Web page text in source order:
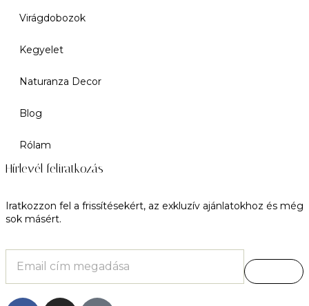
Virágdobozok
Kegyelet
Naturanza Decor
Blog
Rólam
Hírlevél feliratkozás
Iratkozzon fel a frissítésekért, az exkluzív ajánlatokhoz és még
sok másért.